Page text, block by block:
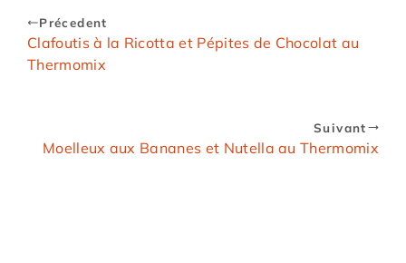
Précedent
Clafoutis à la Ricotta et Pépites de Chocolat au
Thermomix
Suivant
Moelleux aux Bananes et Nutella au Thermomix